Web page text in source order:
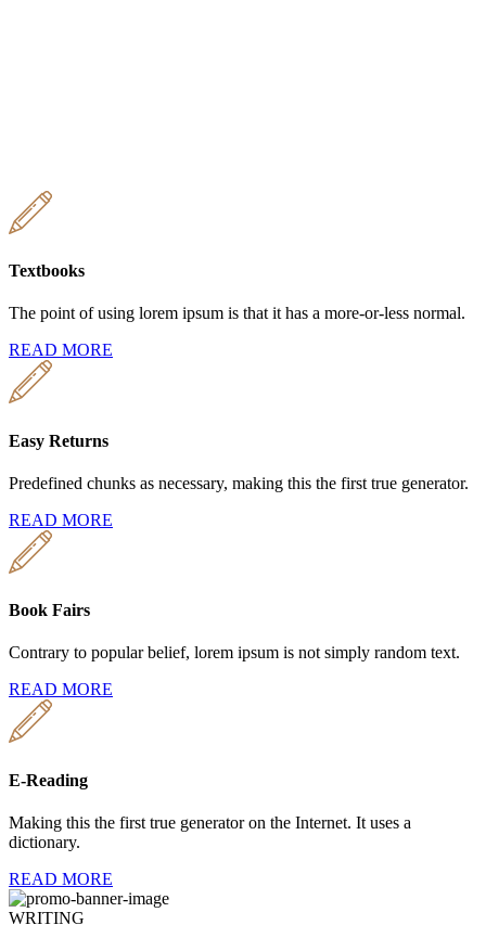
Textbooks
The point of using lorem ipsum is that it has a more-or-less normal.
READ MORE
Easy Returns
Predefined chunks as necessary, making this the first true generator.
READ MORE
Book Fairs
Contrary to popular belief, lorem ipsum is not simply random text.
READ MORE
E-Reading
Making this the first true generator on the Internet. It uses a
dictionary.
READ MORE
WRITING